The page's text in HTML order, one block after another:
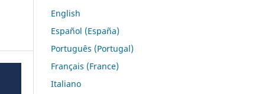
English
Español (España)
Português (Portugal)
Français (France)
Italiano